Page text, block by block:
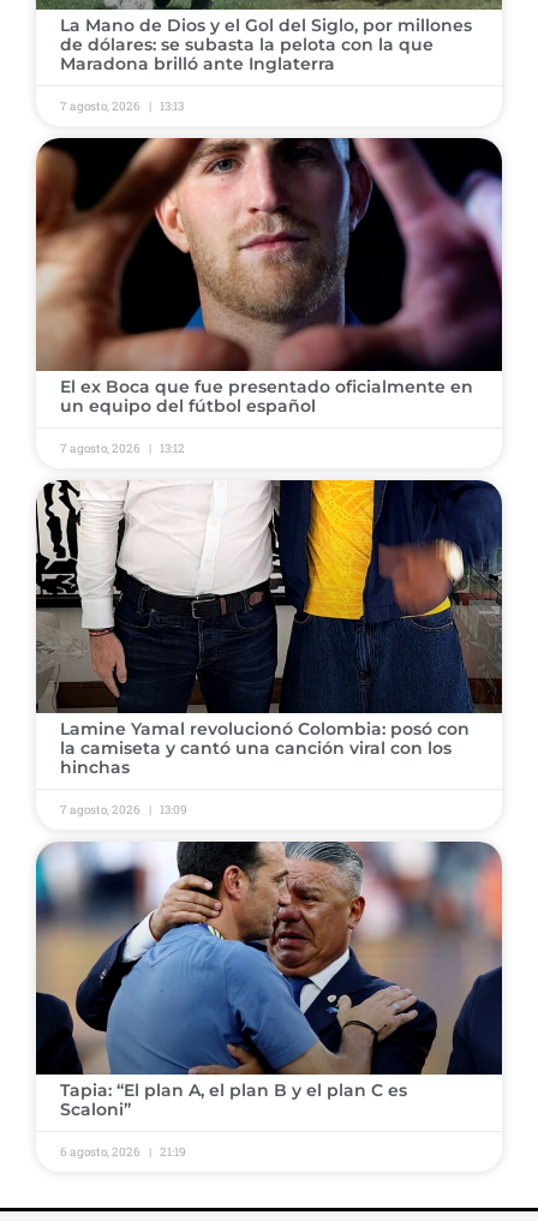
​La Mano de Dios y el Gol del Siglo, por millones
de dólares: se subasta la pelota con la que
Maradona brilló ante Inglaterra
7 agosto, 2026 13:13
​El ex Boca que fue presentado oficialmente en
un equipo del fútbol español
7 agosto, 2026 13:12
​Lamine Yamal revolucionó Colombia: posó con
la camiseta y cantó una canción viral con los
hinchas
7 agosto, 2026 13:09
​Tapia: “El plan A, el plan B y el plan C es
Scaloni”
6 agosto, 2026 21:19